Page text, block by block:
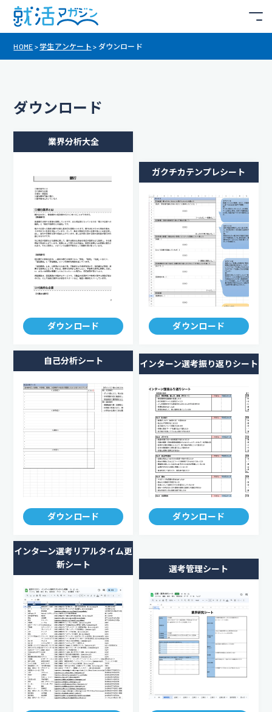
HOME > 学生アンケート > ダウンロード
ダウンロード
業界分析大全
ダウンロード
ガクチカテンプレシート
ダウンロード
自己分析シート
ダウンロード
インターン選考振り返りシート
ダウンロード
インターン選考リアルタイム更
新シート
選考管理シート